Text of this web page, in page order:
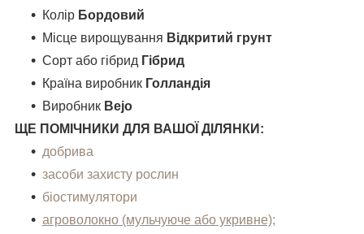
Колір Бордовий
Місце вирощування Відкритий грунт
Сорт або гібрид Гібрид
Країна виробник Голландія
Виробник Bejo
ЩЕ ПОМІЧНИКИ ДЛЯ ВАШОЇ ДІЛЯНКИ:
добрива
засоби захисту рослин
біостимулятори
агроволокно (мульчуюче або укривне);